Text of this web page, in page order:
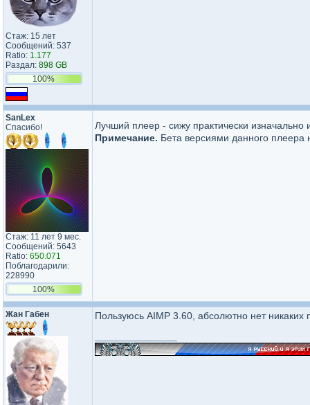
Стаж: 15 лет
Сообщений: 537
Ratio: 1.177
Раздал: 898 GB
100%
SanLex
Спасибо!
Стаж: 11 лет 9 мес.
Сообщений: 5643
Ratio: 650.071
Поблагодарили:
228990
100%
Лучший плеер - сижу практически
Примечание. Бета версиями данного
Жан Габен Пользуюсь AIMP 3.60, абсолютно нет